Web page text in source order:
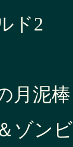
ド2
月泥棒
ゾンビ